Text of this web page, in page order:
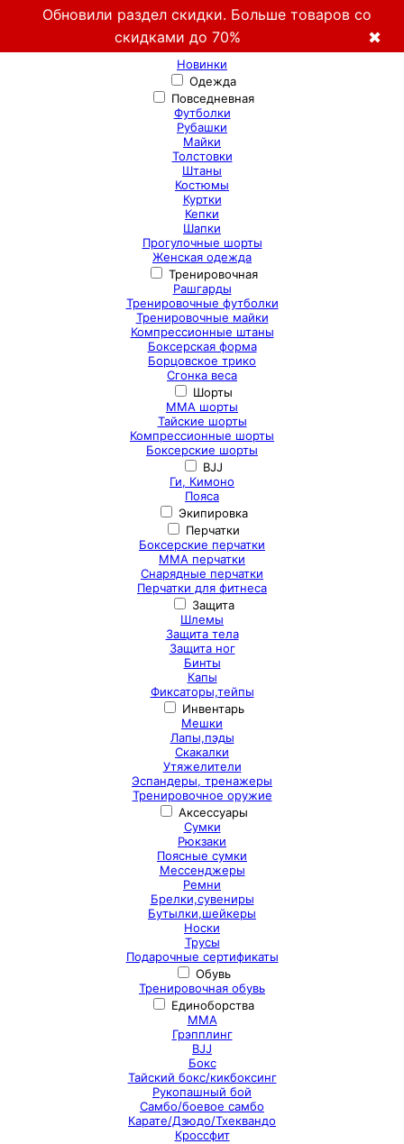
Обновили раздел скидки. Больше товаров со
скидками до 70%
✖
Новинки
Одежда
Повседневная
Футболки
Рубашки
Майки
Толстовки
Штаны
Костюмы
Куртки
Кепки
Шапки
Прогулочные шорты
Женская одежда
Тренировочная
Рашгарды
Тренировочные футболки
Тренировочные майки
Компрессионные штаны
Боксерская форма
Борцовское трико
Сгонка веса
Шорты
ММА шорты
Тайские шорты
Компрессионные шорты
Боксерские шорты
BJJ
Ги, Кимоно
Пояса
Экипировка
Перчатки
Боксерские перчатки
ММА перчатки
Снарядные перчатки
Перчатки для фитнеса
Защита
Шлемы
Защита тела
Защита ног
Бинты
Капы
Фиксаторы,тейпы
Инвентарь
Мешки
Лапы,пэды
Скакалки
Утяжелители
Эспандеры, тренажеры
Тренировочное оружие
Аксессуары
Сумки
Рюкзаки
Поясные сумки
Мессенджеры
Ремни
Брелки,сувениры
Бутылки,шейкеры
Носки
Трусы
Подарочные сертификаты
Обувь
Тренировочная обувь
Единоборства
ММА
Грэпплинг
BJJ
Бокс
Тайский бокс/кикбоксинг
Рукопашный бой
Самбо/боевое самбо
Карате/Дзюдо/Тхеквандо
Кроссфит